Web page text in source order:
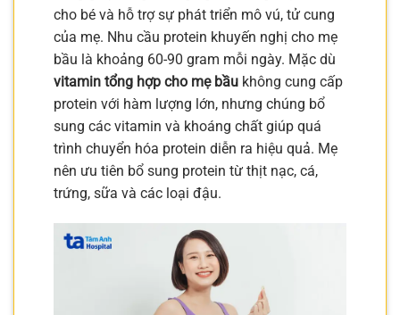
cho bé và hỗ trợ sự phát triển mô vú, tử cung
của mẹ. Nhu cầu protein khuyến nghị cho mẹ
bầu là khoảng 60-90 gram mỗi ngày. Mặc dù
vitamin tổng hợp cho mẹ bầu không cung cấp
protein với hàm lượng lớn, nhưng chúng bổ
sung các vitamin và khoáng chất giúp quá
trình chuyển hóa protein diễn ra hiệu quả. Mẹ
nên ưu tiên bổ sung protein từ thịt nạc, cá,
trứng, sữa và các loại đậu.